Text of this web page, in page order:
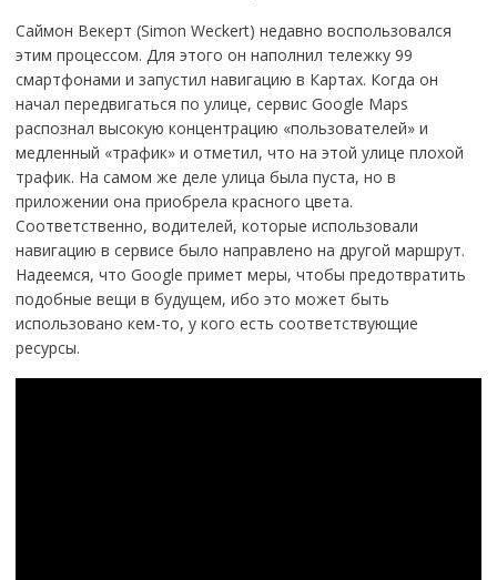
Саймон Векерт (Simon Weckert) недавно воспользовался
этим процессом. Для этого он наполнил тележку 99
смартфонами и запустил навигацию в Картах. Когда он
начал передвигаться по улице, сервис Google Maps
распознал высокую концентрацию «пользователей» и
медленный «трафик» и отметил, что на этой улице плохой
трафик. На самом же деле улица была пуста, но в
приложении она приобрела красного цвета.
Соответственно, водителей, которые использовали
навигацию в сервисе было направлено на другой маршрут.
Надеемся, что Google примет меры, чтобы предотвратить
подобные вещи в будущем, ибо это может быть
использовано кем-то, у кого есть соответствующие
ресурсы.